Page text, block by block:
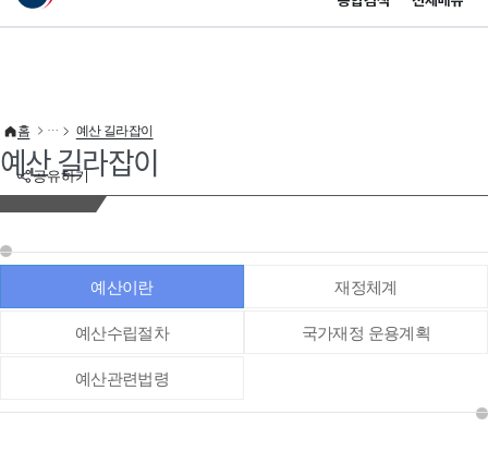
이 누리집은 대한민국 공식 전자정부 누리집입니다.
공유하기
홈 예산 길라잡이
예산 길라잡이
예산이란 재정체계
예산수립절차 국가재정 운용계획
예산관련법령